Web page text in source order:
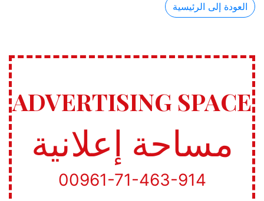
العودة إلى الرئيسية
ADVERTISING SPACE
مساحة إعلانية
00961-71-463-914